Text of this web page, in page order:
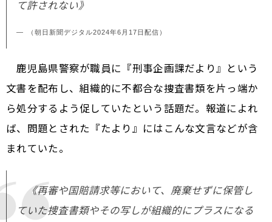
て許されない》
（朝日新聞デジタル2024年6月17日配信）
鹿児島県警察が職員に『刑事企画課だより』という
文書を配布し、組織的に不都合な捜査書類を片っ端か
ら処分するよう促していたという話題だ。報道によれ
ば、問題とされた『たより』にはこんな文言などが含
まれていた。
《再審や国賠請求等において、廃棄せずに保管し
ていた捜査書類やその写しが組織的にプラスになる